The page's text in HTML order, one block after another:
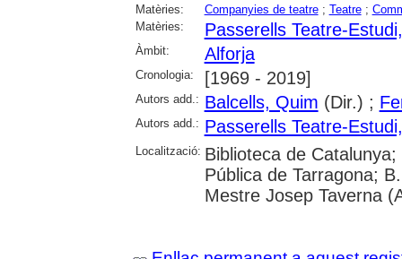
Matèries: Companyies de teatre; Teatre;
Matèries:
Passerells Teatre-
Àmbit: Alforja
Cronologia: [1969 - 2019]
Autors add.: Balcells, Quim (Dir.) ;
Autors add.: Passerells Teatre-
Localització: Biblioteca de
Pública de Tarragona;
Mestre Josep Taverna